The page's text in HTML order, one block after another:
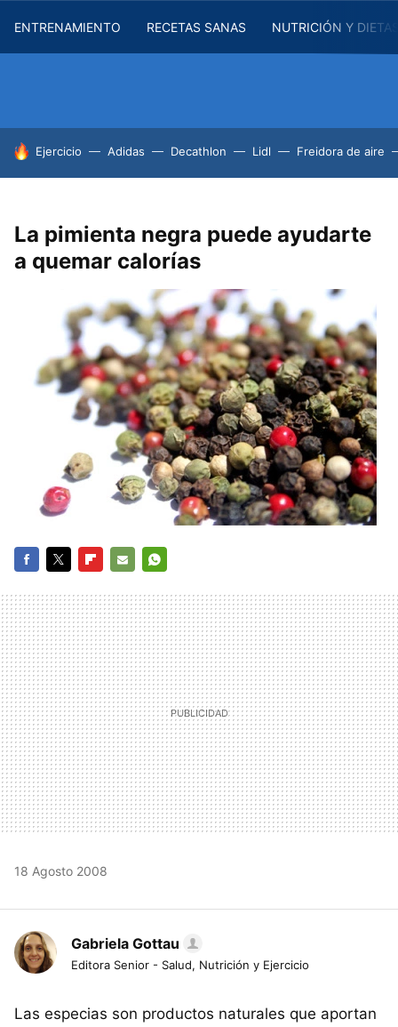
ENTRENAMIENTO RECETAS SANAS NUTRICIÓN Y
HOY SE HABLA DE
Ejercicio Adidas Decathlon Lidl Freidora de aire
La pimienta negra puede ayudarte
a quemar calorías
MAIL
18 Agosto 2008
Gabriela Gottau
Editora Senior - Salud, Nutrición y Ejercicio
Las especias son productos naturales que aportan